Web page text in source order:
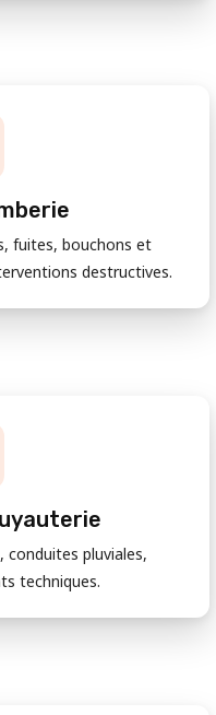
fuites, bouchons et
destructives.
conduites pluviales,
techniques.